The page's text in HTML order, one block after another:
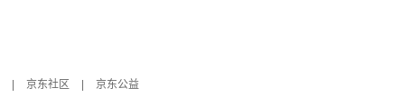
京东社区
京东公益